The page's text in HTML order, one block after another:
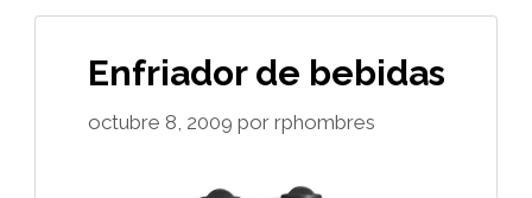
Enfriador de bebidas
octubre 8, 2009 por rphombres